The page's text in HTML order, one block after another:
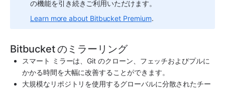
の機能を引き続きご利用いただけます。
Learn more about Bitbucket Premium.
Bitbucket のミラーリング
スマート ミラーは、Git のクローン、フェッチおよびプルに
かかる時間を大幅に改善することができます。
大規模なリポジトリを使用するグローバルに分散されたチー